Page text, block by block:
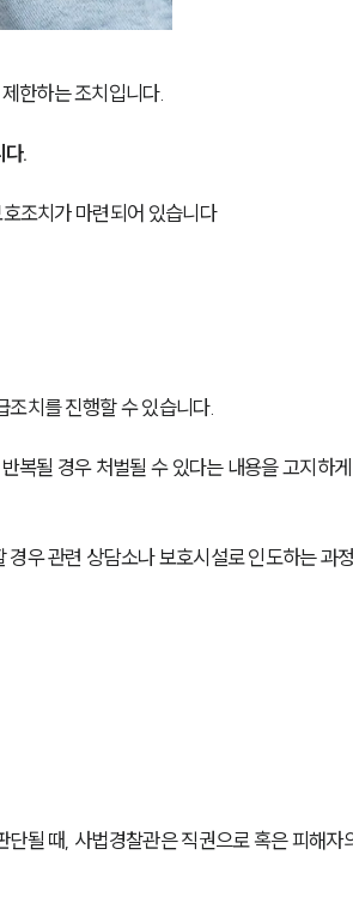
한하는 조치입니다.
다.
조치가 마련되어 있습니다
치를 진행할 수 있습니다.
복될 경우 처벌될 수 있다는 내용을 고지하
우 관련 상담소나 보호시설로 인도하는 과
될 때, 사법경찰관은 직권으로 혹은 피해자